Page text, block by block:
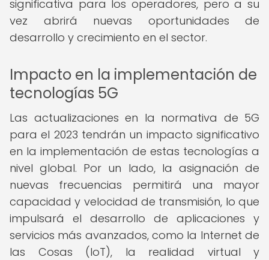
significativa para los operadores, pero a su
vez abrirá nuevas oportunidades de
desarrollo y crecimiento en el sector.
Impacto en la implementación de
tecnologías 5G
Las actualizaciones en la normativa de 5G
para el 2023 tendrán un impacto significativo
en la implementación de estas tecnologías a
nivel global. Por un lado, la asignación de
nuevas frecuencias permitirá una mayor
capacidad y velocidad de transmisión, lo que
impulsará el desarrollo de aplicaciones y
servicios más avanzados, como la Internet de
las Cosas (IoT), la realidad virtual y